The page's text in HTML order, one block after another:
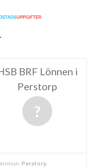
i
BRF
Kommun